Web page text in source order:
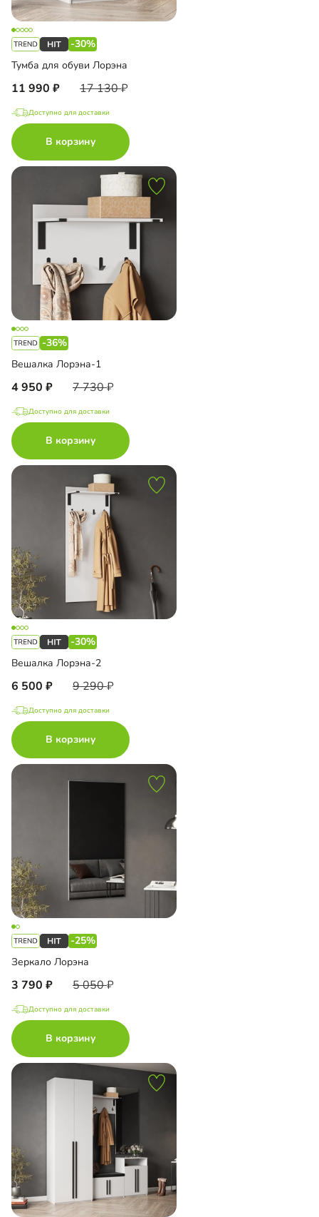
-30%
Тумба для обуви Лорэна
11 990 17 130
Доступно для доставки
В корзину
-36%
Вешалка Лорэна-1
4 950 7 730
Доступно для доставки
В корзину
-30%
Вешалка Лорэна-2
6 500 9 290
Доступно для доставки
В корзину
-25%
Зеркало Лорэна
3 790 5 050
Доступно для доставки
В корзину